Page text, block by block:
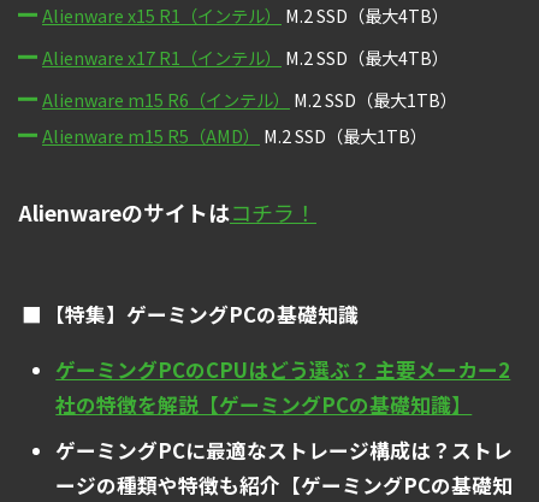
Alienware x15 R1（インテル）
M.2 SSD（最大4TB）
Alienware x17 R1（インテル）
M.2 SSD（最大4TB）
Alienware m15 R6（インテル）
M.2 SSD（最大1TB）
Alienware m15 R5（AMD）
M.2 SSD（最大1TB）
Alienwareのサイトはコチラ！
【特集】ゲーミングPCの基礎知識
ゲーミングPCのCPUはどう選ぶ？ 主要メーカー2
社の特徴を解説【ゲーミングPCの基礎知識】
ゲーミングPCに最適なストレージ構成は？ストレ
ージの種類や特徴も紹介【ゲーミングPCの基礎知